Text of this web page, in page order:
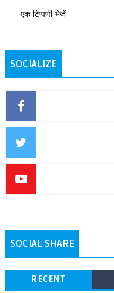
एक टिप्पणी भेजें
SOCIALIZE
SOCIAL SHARE
RECENT